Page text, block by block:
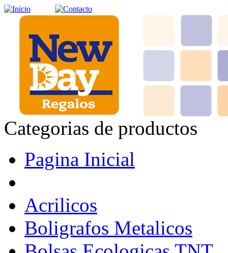
Categorias de productos
Pagina Inicial
Acrilicos
Boligrafos Metalicos